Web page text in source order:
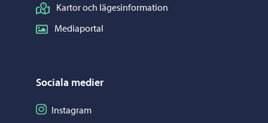
Kartor och lägesinformation
Mediaportal
Sociala medier
Följ på Instagram
Instagram